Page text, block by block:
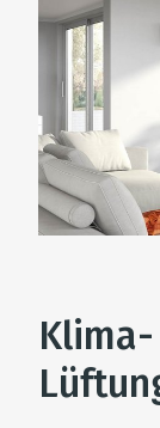
Klima-